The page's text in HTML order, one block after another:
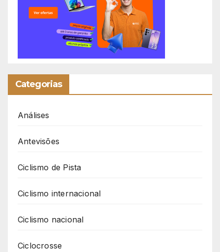
Categorias
Análises
Antevisões
Ciclismo de Pista
Ciclismo internacional
Ciclismo nacional
Ciclocrosse